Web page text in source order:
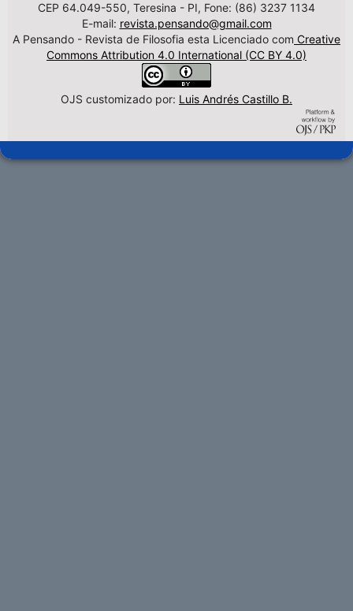
CEP 64.049-550, Teresina - PI, Fone: (86) 3237 1134
E-mail: revista.pensando@gmail.com
A Pensando - Revista de Filosofia esta Licenciado com Creative
Commons Attribution 4.0 International (CC BY 4.0)
OJS customizado por: Luis Andrés Castillo B.